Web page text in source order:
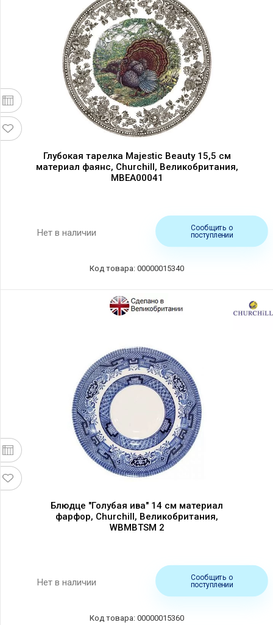
Глубокая тарелка Majestic Beauty 15,5 см
материал фаянс, Churchill, Великобритания,
MBEA00041
Нет в наличии
Сообщить о
поступлении
Код товара: 00000015340
Блюдце "Голубая ива" 14 см материал
фарфор, Churchill, Великобритания,
WBMBTSM 2
Нет в наличии
Сообщить о
поступлении
Код товара: 00000015360